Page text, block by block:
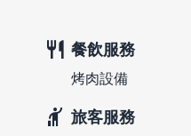
餐飲服務
烤肉設備
旅客服務